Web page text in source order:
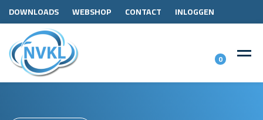
DOWNLOADS WEBSHOP CONTACT INLOGGEN
0